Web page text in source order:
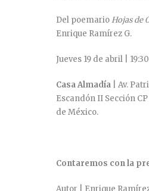
Del poemarioHojas de
Enrique Ramírez G.
Jueves 19 de abril |
Casa Almadía | Av.
Escandón II Sección
de México.
Contaremos con la
Autor | Enrique